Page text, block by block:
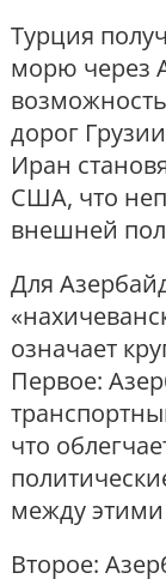
Турция
морю через
дорог
Иран
США, что
внешней
Для
означает
Первое:
что
между
Второе: